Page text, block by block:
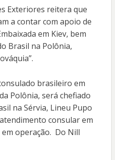
Exteriores reitera que
a contar com apoio de
em Kiev, bem
Brasil na Polônia,
brasileiro em
Polônia, será chefiado
na Sérvia, Lineu Pupo
consular em
operação. Do Nill